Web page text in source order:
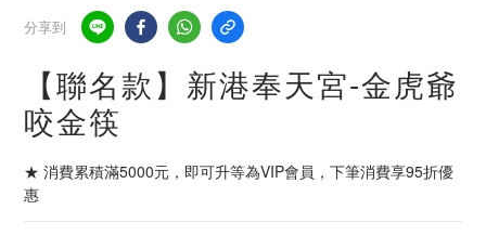
分享到
【聯名款】新港奉天宮-金虎爺
咬金筷
★ 消費累積滿5000元，即可升等為VIP會員，下筆消費享95折優
惠